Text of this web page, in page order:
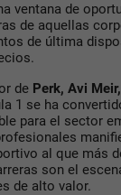
ventana de
de aquellas
de última
de Perk, Avi Meir,
1 se ha
para el sector
al que más
son el
de alto valor.